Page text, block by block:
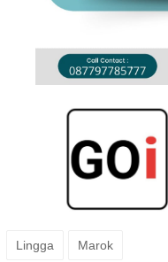
Lingga Marok